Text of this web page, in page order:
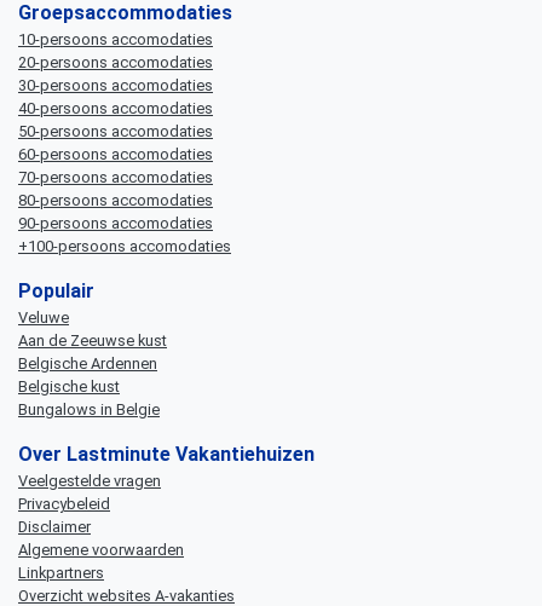
Groepsaccommodaties
10-persoons accomodaties
20-persoons accomodaties
30-persoons accomodaties
40-persoons accomodaties
50-persoons accomodaties
60-persoons accomodaties
70-persoons accomodaties
80-persoons accomodaties
90-persoons accomodaties
+100-persoons accomodaties
Populair
Veluwe
Aan de Zeeuwse kust
Belgische Ardennen
Belgische kust
Bungalows in Belgie
Over Lastminute Vakantiehuizen
Veelgestelde vragen
Privacybeleid
Disclaimer
Algemene voorwaarden
Linkpartners
Overzicht websites A-vakanties